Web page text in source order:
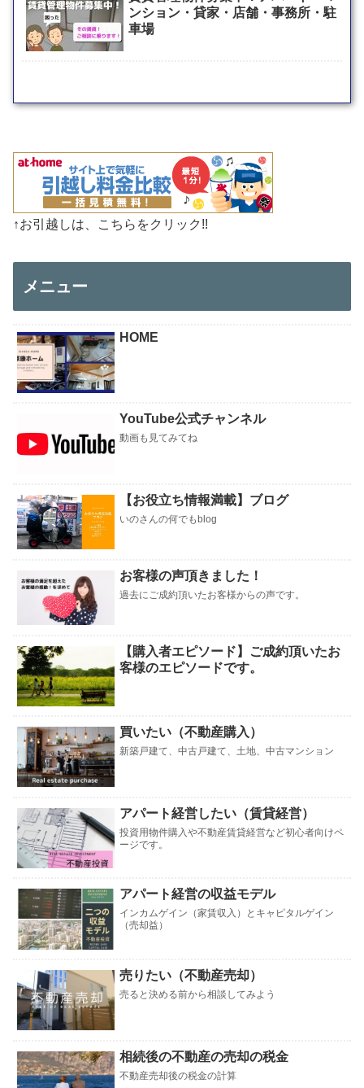
ンション・貸家・店舗・事務所・駐
車場
↑お引越しは、こちらをクリック!!
メニュー
HOME
YouTube公式チャンネル
動画も見てみてね
【お役立ち情報満載】ブログ
いのさんの何でもblog
お客様の声頂きました！
過去にご成約頂いたお客様からの声です。
【購入者エピソード】ご成約頂いたお
客様のエピソードです。
買いたい（不動産購入）
新築戸建て、中古戸建て、土地、中古マンション
アパート経営したい（賃貸経営）
投資用物件購入や不動産賃貸経営など初心者向けペ
ージです。
アパート経営の収益モデル
インカムゲイン（家賃収入）とキャピタルゲイン
（売却益）
売りたい（不動産売却）
売ると決める前から相談してみよう
相続後の不動産の売却の税金
不動産売却後の税金の計算